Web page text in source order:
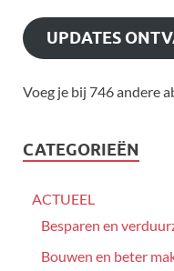
UPDATES
Voeg je bij 746 andere
CATEGORIEËN
ACTUEEL
Besparen en
Bouwen en beter